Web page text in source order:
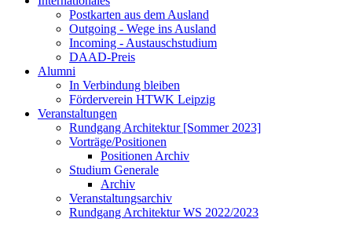
Postkarten aus dem Ausland
Outgoing - Wege ins Ausland
Incoming - Austauschstudium
DAAD-Preis
Alumni
In Verbindung bleiben
Förderverein HTWK Leipzig
Veranstaltungen
Rundgang Architektur [Sommer 2023]
Vorträge/Positionen
Positionen Archiv
Studium Generale
Archiv
Veranstaltungsarchiv
Rundgang Architektur WS 2022/2023